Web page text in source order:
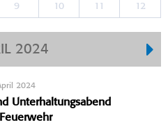
9 10 11 12
2024
2024
Unterhaltungsabend